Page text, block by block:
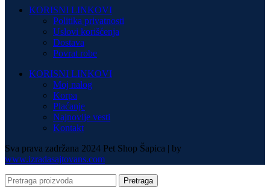
KORISNI LINKOVI
Politika privatnosti
Uslovi korišćenja
Dostava
Povrat robe
KORISNI LINKOVI
Moj nalog
Korpa
Plaćanje
Najnovije vesti
Kontakt
Sva prava zadržana 2024 Pet Shop Šapica | by
www.izradasajtovans.com
Pretraga